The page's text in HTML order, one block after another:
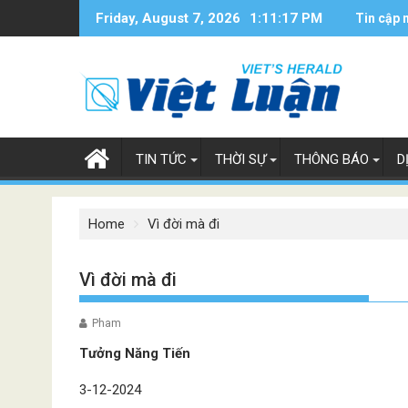
Friday, August 7, 2026 1:11:18 PM Tin cập
TIN TỨC THỜI SỰ THÔNG BÁO
Home Vì đời mà đi
Vì đời mà đi
Pham
Tưởng Năng Tiến
3-12-2024